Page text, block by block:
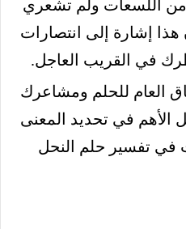
من اللسعات ولم تشعري
إشارة إلى انتصارات
في القريب العاجل.
العام للحلم ومشاعرك
الأهم في تحديد المعنى
في تفسير حلم النحل